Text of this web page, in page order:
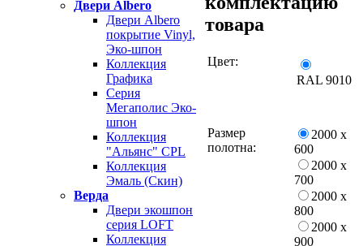
Двери Albero
Двери Albero
покрытие Vinyl,
Эко-шпон
Коллекция
Графика
Серия
Мегаполис Эко-
шпон
Коллекция
"Альянс" CPL
Коллекция
Эмаль (Скин)
Верда
Двери экошпон
серия LOFT
Коллекция
товара
Цвет:
RAL 9010
Размер
полотна:
2000 х
600
2000 х
700
2000 х
800
2000 х
900